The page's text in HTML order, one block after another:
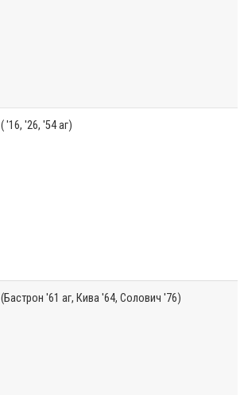
( '16, '26, '54 аг)
(Бастрон '61 аг, Кива '64, Солович '76)